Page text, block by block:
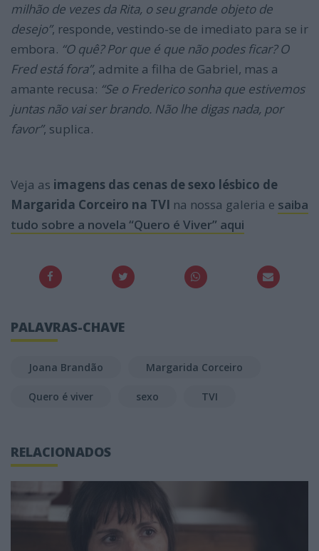
milhão de vezes da Rita, o seu grande objeto de
desejo”, responde, vestindo-se de imediato para se ir
embora. “O quê? Por que é que não podes ficar? O
Fred está fora”, admite a filha de Gabriel, mas a
amante recusa: “Se o Frederico sonha que estivemos
juntas não vai ser brando. Não lhe digas nada, por
favor”, suplica.
Veja as imagens das cenas de sexo lésbico de
Margarida Corceiro na TVI na nossa galeria e saiba
tudo sobre a novela “Quero é Viver” aqui
PALAVRAS-CHAVE
Joana Brandão Margarida Corceiro
Quero é viver sexo TVI
RELACIONADOS